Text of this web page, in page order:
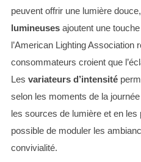
peuvent offrir une lumière
lumineusesajoutent une
l’American Lighting Association
consommateurs croient que
Les variateurs d’intensité
selon les moments de la
les sources de lumière et en
possible de moduler les
convivialité.